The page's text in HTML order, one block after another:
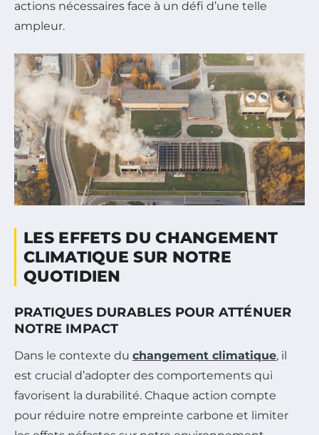
actions nécessaires face à un défi d’une telle
ampleur.
LES EFFETS DU CHANGEMENT
CLIMATIQUE SUR NOTRE
QUOTIDIEN
PRATIQUES DURABLES POUR ATTÉNUER
NOTRE IMPACT
Dans le contexte du changement climatique, il
est crucial d’adopter des comportements qui
favorisent la durabilité. Chaque action compte
pour réduire notre empreinte carbone et limiter